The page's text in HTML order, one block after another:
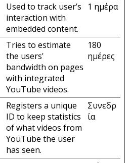
Used to track user’s
interaction with
embedded content.
1 ημέρα
Tries to estimate
the users'
bandwidth on pages
with integrated
YouTube videos.
180
ημέρες
Registers a unique
ID to keep statistics
of what videos from
YouTube the user
has seen.
Συνεδρ
ία